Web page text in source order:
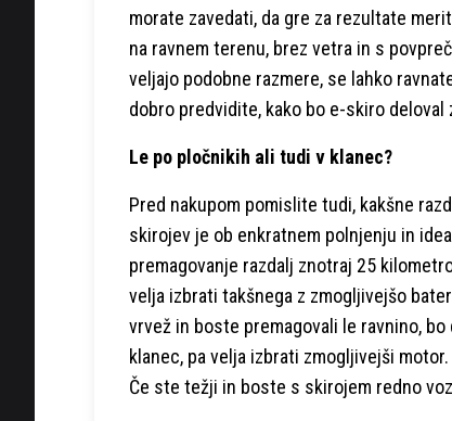
morate zavedati, da gre za rezultate
na ravnem terenu, brez vetra in s
veljajo podobne razmere, se lahko
dobro predvidite, kako bo e-skiro
Le po pločnikih ali tudi v klanec?
Pred nakupom pomislite tudi, kakšne
skirojev je ob enkratnem polnjenju in
premagovanje razdalj znotraj 25
velja izbrati takšnega z zmogljivejšo
vrvež in boste premagovali le ravnino,
klanec, pa velja izbrati zmogljivejši
Če ste težji in boste s skirojem redno